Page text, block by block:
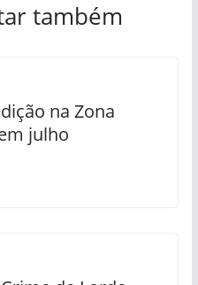
também
na Zona
julho